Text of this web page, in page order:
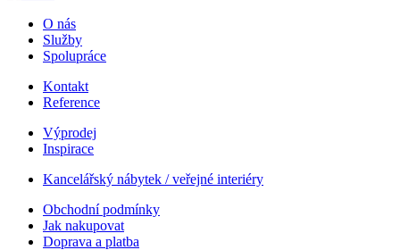
O nás
Služby
Spolupráce
Kontakt
Reference
Výprodej
Inspirace
Kancelářský nábytek / veřejné interiéry
Obchodní podmínky
Jak nakupovat
Doprava a platba